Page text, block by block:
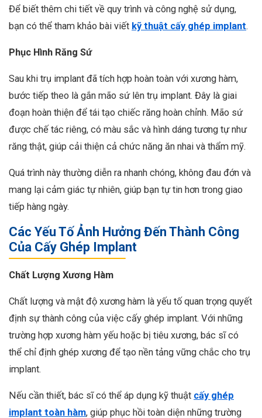
Để biết thêm chi tiết về quy trình và công nghệ sử dụng,
bạn có thể tham khảo bài viết kỹ thuật cấy ghép implant.
Phục Hình Răng Sứ
Sau khi trụ implant đã tích hợp hoàn toàn với xương hàm,
bước tiếp theo là gắn mão sứ lên trụ implant. Đây là giai
đoạn hoàn thiện để tái tạo chiếc răng hoàn chỉnh. Mão sứ
được chế tác riêng, có màu sắc và hình dáng tương tự như
răng thật, giúp cải thiện cả chức năng ăn nhai và thẩm mỹ.
Quá trình này thường diễn ra nhanh chóng, không đau đớn và
mang lại cảm giác tự nhiên, giúp bạn tự tin hơn trong giao
tiếp hàng ngày.
Các Yếu Tố Ảnh Hưởng Đến Thành Công
Của Cấy Ghép Implant
Chất Lượng Xương Hàm
Chất lượng và mật độ xương hàm là yếu tố quan trọng quyết
định sự thành công của việc cấy ghép implant. Với những
trường hợp xương hàm yếu hoặc bị tiêu xương, bác sĩ có
thể chỉ định ghép xương để tạo nền tảng vững chắc cho trụ
implant.
Nếu cần thiết, bác sĩ có thể áp dụng kỹ thuật cấy ghép
implant toàn hàm, giúp phục hồi toàn diện những trường